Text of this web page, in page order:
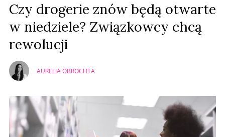
Czy drogerie znów będą otwarte
w niedziele? Związkowcy chcą
rewolucji
AURELIA OBROCHTA